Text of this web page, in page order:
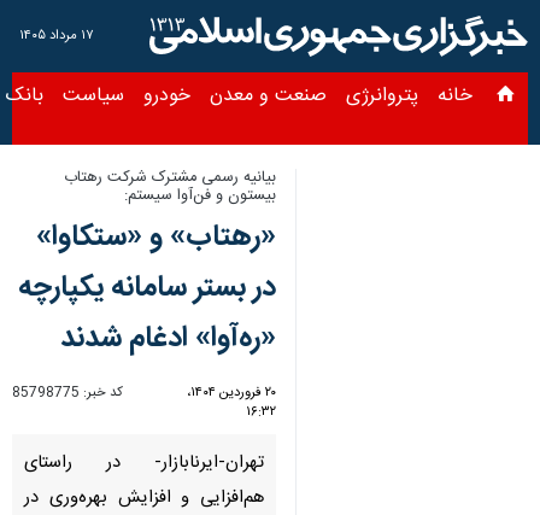
۱۷ مرداد ۱۴۰۵
خانه پتروانرژی صنعت و معدن خودرو سیاست بانک و بیمه
بیانیه رسمی مشترک شرکت رهتاب
بیستون و فن‌آوا سیستم:
«رهتاب» و «ستکاوا»
در بستر سامانه یکپارچه
«ره‌آوا» ادغام شدند
۲۰ فروردین ۱۴۰۴،
۱۶:۳۲
کد خبر: 85798775
تهران-ایرنابازار- در راستای
هم‌افزایی و افزایش بهره‌وری در